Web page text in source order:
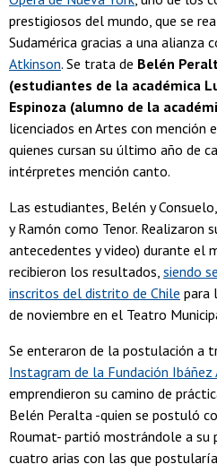
prestigiosos del mundo, que se
Sudamérica gracias a una alianza
Atkinson. Se trata de Belén
(estudiantes de la académica
Espinoza (alumno de la
licenciados en Artes con mención
quienes cursan su último año de
intérpretes mención canto.
Las estudiantes, Belén y
y Ramón como Tenor. Realizaron
antecedentes y video) durante el
recibieron los resultados, siendo
inscritos del distrito de Chile para
de noviembre en el Teatro
Se enteraron de la postulación a
Instagram de la Fundación Ibáñez
emprendieron su camino de
Belén Peralta -quien se postuló
Roumat- partió mostrándole a su
cuatro arias con las que